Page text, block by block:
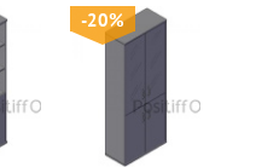
-20%